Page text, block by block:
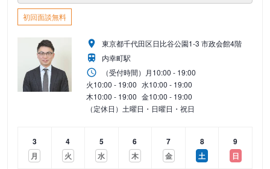
初回面談無料
東京都千代田区日比谷公園1-3 市政会館4階
内幸町駅
（受付時間） 月10:00 - 19:00
火10:00 - 19:00 水10:00 - 19:00
木10:00 - 19:00 金10:00 - 19:00
（定休日）土曜日・日曜日・祝日
3
月
4
火
5
水
6
木
7
金
8
土
9
日